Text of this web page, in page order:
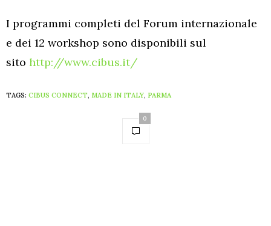
I programmi completi del Forum internazionale
e dei 12 workshop sono disponibili sul
sito http://www.cibus.it/
TAGS: CIBUS CONNECT, MADE IN ITALY, PARMA
0